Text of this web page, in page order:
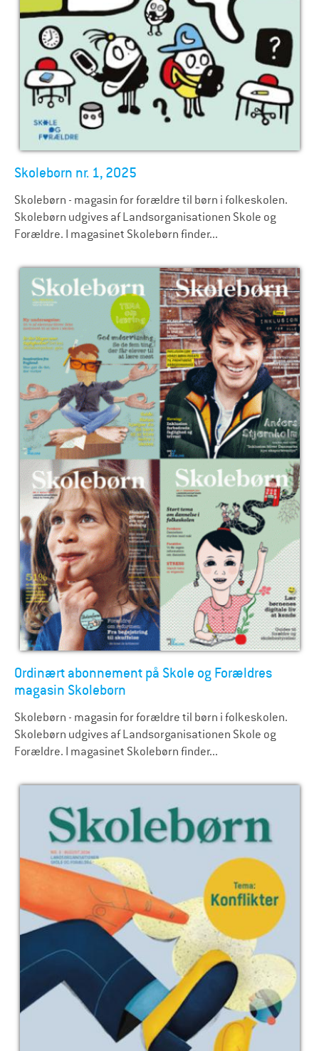
Skolebørn nr. 1, 2025
Skolebørn - magasin for forældre til børn i folkeskolen.
Skolebørn udgives af Landsorganisationen Skole og
Forældre. I magasinet Skolebørn finder...
Ordinært abonnement på Skole og Forældres
magasin Skolebørn
Skolebørn - magasin for forældre til børn i folkeskolen.
Skolebørn udgives af Landsorganisationen Skole og
Forældre. I magasinet Skolebørn finder...